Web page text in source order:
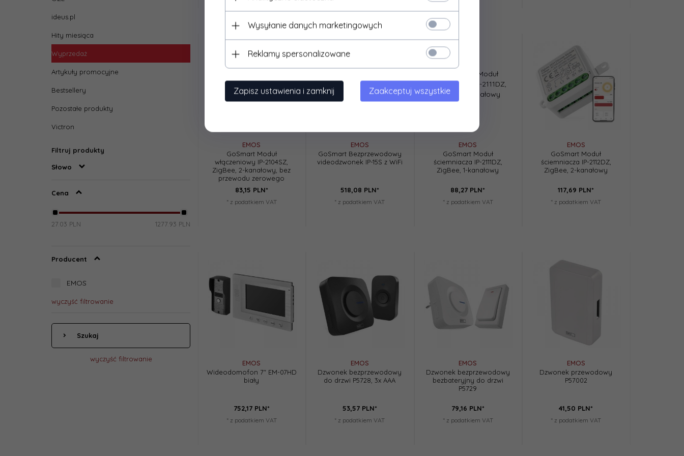
ideus.pl
Hity miesiąca
Wyprzedaż
Artykuły promocyjne
Bestsellery
Pozostałe produkty
Victron
Filtruj produkty
Słowo
Cena
27.03 PLN 1277.93 PLN
Producent
EMOS
wyczyść filtrowanie
Szukaj
wyczyść filtrowanie
EMOS
GoSmart Moduł
włączeniowy IP-2104SZ,
ZigBee, 2-kanałowy, bez
przewodu zerowego
83,15 PLN*
* z podatkiem VAT
EMOS
GoSmart Bezprzewodowy
videodzwonek IP-15S z WiFi
518,08 PLN*
* z podatkiem VAT
EMOS
GoSmart Moduł
ściemniacza IP-2111DZ,
ZigBee, 1-kanałowy
88,27 PLN*
* z podatkiem VAT
EMOS
GoSmart Moduł
ściemniacza IP-2112DZ,
ZigBee, 2-kanałowy
117,69 PLN*
* z podatkiem VAT
EMOS
Wideodomofon 7" EM-07HD
biały
752,17 PLN*
* z podatkiem VAT
EMOS
Dzwonek bezprzewodowy
do drzwi P5728, 3x AAA
53,57 PLN*
* z podatkiem VAT
EMOS
Dzwonek bezprzewodowy
bezbateryjny do drzwi
P5729
79,16 PLN*
* z podatkiem VAT
EMOS
Dzwonek przewodowy
P57002
41,50 PLN*
* z podatkiem VAT
Wysyłanie danych marketingowych
Reklamy spersonalizowane
Zapisz ustawienia i zamknij Zaakceptuj wszystkie